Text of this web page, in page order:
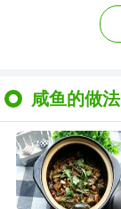
咸鱼的做法